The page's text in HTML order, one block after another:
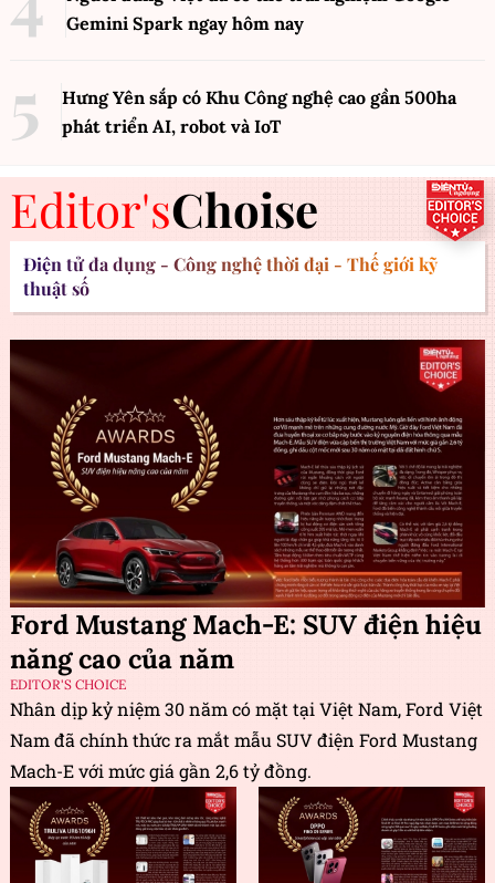
Gemini Spark ngay hôm nay
Hưng Yên sắp có Khu Công nghệ cao gần 500ha
phát triển AI, robot và IoT
Editor'sChoise
Điện tử đa dụng - Công nghệ thời đại - Thế giới kỹ
thuật số
Ford Mustang Mach-E: SUV điện hiệu
năng cao của năm
EDITOR'S CHOICE
Nhân dịp kỷ niệm 30 năm có mặt tại Việt Nam, Ford Việt
Nam đã chính thức ra mắt mẫu SUV điện Ford Mustang
Mach-E với mức giá gần 2,6 tỷ đồng.